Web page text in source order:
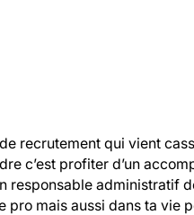
recrutement qui vient
c’est profiter d’un
responsable administratif
pro mais aussi dans ta vie